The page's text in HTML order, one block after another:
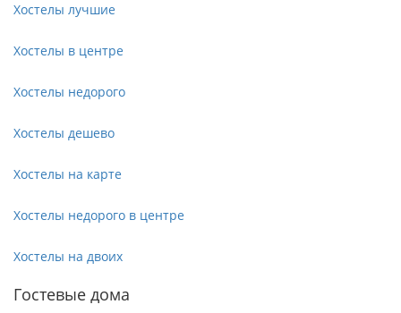
Хостелы лучшие
Хостелы в центре
Хостелы недорого
Хостелы дешево
Хостелы на карте
Хостелы недорого в центре
Хостелы на двоих
Гостевые дома